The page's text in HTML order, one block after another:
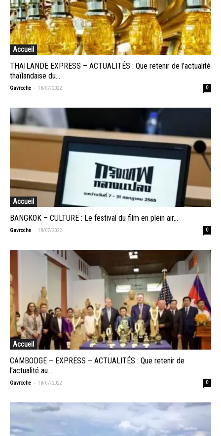
Accueil
THAÏLANDE EXPRESS – ACTUALITÉS : Que retenir de l’actualité
thaïlandaise du...
Gavroche - 18/07/2022 0
Accueil
BANGKOK – CULTURE : Le festival du film en plein air...
Gavroche - 18/07/2022 0
Accueil
CAMBODGE – EXPRESS – ACTUALITÉS : Que retenir de
l’actualité au...
Gavroche - 18/07/2022 0